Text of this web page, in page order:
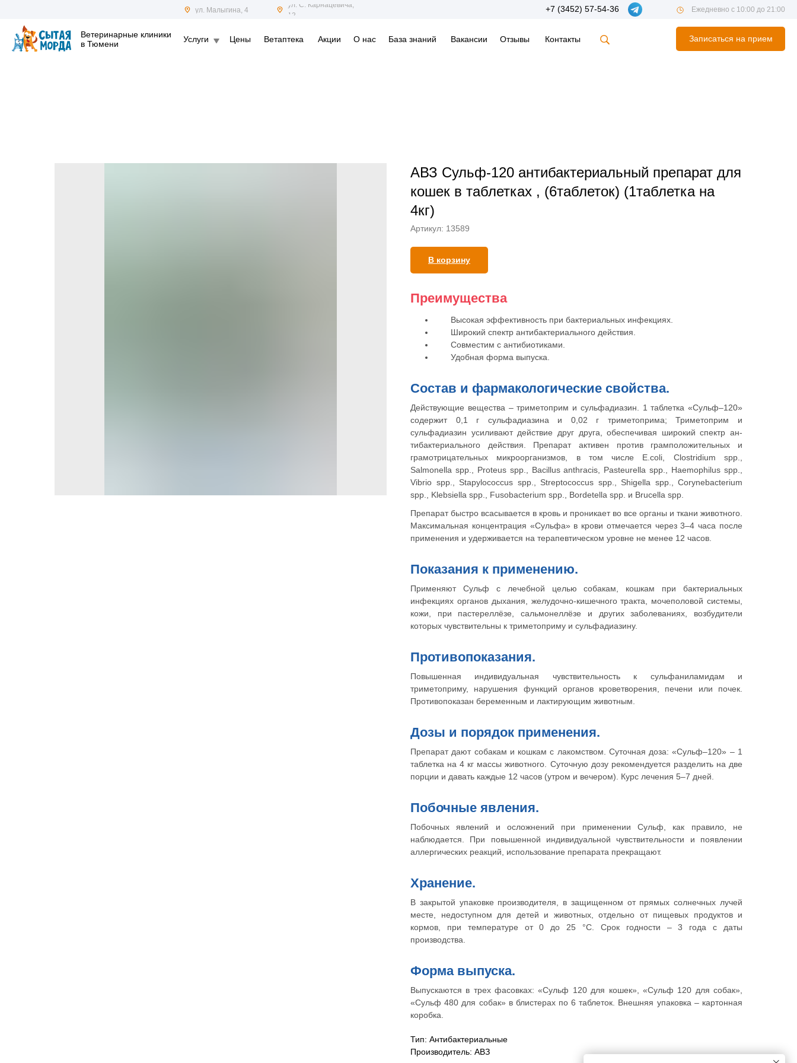
Записаться на прием
+7 (3452) 57-54-36
ул. С. Карнацевича,
12
ул. Малыгина, 4
Ветеринарные клиники
в Тюмени
Ежедневно с 10:00 до 21:00
Услуги Цены База знаний
О нас Контакты
Вакансии Отзывы
Акции
Ветаптека
АВЗ Сульф-120 антибактериальный препарат для
кошек в таблетках , (6таблеток) (1таблетка на
4кг)
Артикул: 13589
В корзину
Преимущества
Высокая эффективность при бактериальных инфекциях.
Широкий спектр антибактериального действия.
Совместим с антибиотиками.
Удобная форма выпуска.
Состав и фармакологические свойства.
Действующие вещества – триметоприм и сульфадиазин. 1 таблетка «Сульф–120»
содержит 0,1 г сульфадиазина и 0,02 г триметоприма; Триметоприм и
сульфадиазин усиливают действие друг друга, обеспечивая широкий спектр ан-
тибактериального действия. Препарат активен против грамположительных и
грамотрицательных микроорганизмов, в том числе E.coli, Clostridium spp.,
Salmonella spp., Proteus spp., Bacillus anthracis, Pasteurella spp., Haemophilus spp.,
Vibrio spp., Stapylococcus spp., Streptococcus spp., Shigella spp., Corynebacterium
spp., Klebsiella spp., Fusobacterium spp., Bordetella spp. и Brucella spp.
Препарат быстро всасывается в кровь и проникает во все органы и ткани животного.
Максимальная концентрация «Сульфа» в крови отмечается через 3–4 часа после
применения и удерживается на терапевтическом уровне не менее 12 часов.
Показания к применению.
Применяют Сульф с лечебной целью собакам, кошкам при бактериальных
инфекциях органов дыхания, желудочно-кишечного тракта, мочеполовой системы,
кожи, при пастереллёзе, сальмонеллёзе и других заболеваниях, возбудители
которых чувствительны к триметоприму и сульфадиазину.
Противопоказания.
Повышенная индивидуальная чувствительность к сульфаниламидам и
триметоприму, нарушения функций органов кроветворения, печени или почек.
Противопоказан беременным и лактирующим животным.
Дозы и порядок применения.
Препарат дают собакам и кошкам с лакомством. Суточная доза: «Сульф–120» – 1
таблетка на 4 кг массы животного. Суточную дозу рекомендуется разделить на две
порции и давать каждые 12 часов (утром и вечером). Курс лечения 5–7 дней.
Побочные явления.
Побочных явлений и осложнений при применении Сульф, как правило, не
наблюдается. При повышенной индивидуальной чувствительности и появлении
аллергических реакций, использование препарата прекращают.
Хранение.
В закрытой упаковке производителя, в защищенном от прямых солнечных лучей
месте, недоступном для детей и животных, отдельно от пищевых продуктов и
кормов, при температуре от 0 до 25 °С. Срок годности – 3 года с даты
производства.
Форма выпуска.
Выпускаются в трех фасовках: «Сульф 120 для кошек», «Сульф 120 для собак»,
«Сульф 480 для собак» в блистерах по 6 таблеток. Внешняя упаковка – картонная
коробка.
Тип: Антибактериальные
Производитель: АВЗ